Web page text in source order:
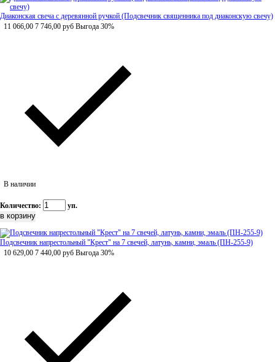
Диаконская свеча с деревянной ручкой (Подсвечник священника под диаконскую свечу)
11 066,00 7 746,00 руб Выгода 30%
В наличии
Количество: уп.
Подсвечник напрестольный "Крест" на 7 свечей, латунь, камни, эмаль (ПН-255-9)
10 629,00 7 440,00 руб Выгода 30%